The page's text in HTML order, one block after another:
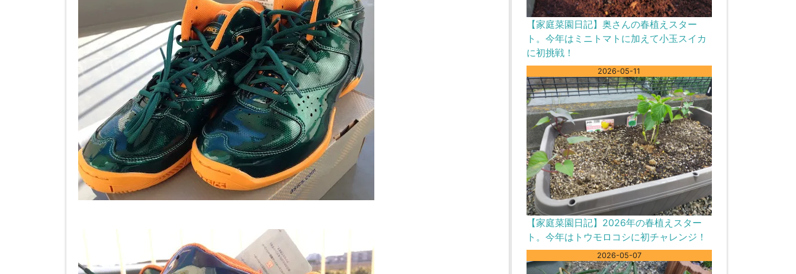
【家庭菜園日記】奥さんの春植えスター
ト。今年はミニトマトに加えて小玉スイカ
に初挑戦！
2026-05-11
【家庭菜園日記】2026年の春植えスター
ト。今年はトウモロコシに初チャレンジ！
2026-05-07